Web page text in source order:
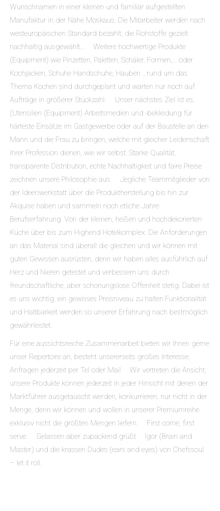
Wunschnamen in einer kleinen und familiär aufgestellten
Manufaktur in der Nähe Moskaus. Die Mitarbeiter werden nach
westeuropäischen Standard bezahlt, die Rohstoffe gezielt
nachhaltig ausgewählt… Weitere hochwertige Produkte
(Equipment) wie Pinzetten, Paletten, Schäler, Formen,… oder
Kochjacken, Schuhe Handschuhe, Hauben …rund um das
Thema Kochen sind durchgeplant und warten nur noch auf
Aufträge in größerer Stückzahl. Unser nächstes Ziel ist es,
(Utensilien (Equipment) Arbeitsmedien und -bekleidung für
härteste Einsätze im Gastgewerbe oder auf der Baustelle an den
Mann und die Frau zu bringen, welche mit gleicher Leidenschaft
ihrer Profession dienen, wie wir selbst. Starke Qualität,
transparente Distribution, echte Nachhaltigkeit und faire Preise
zeichnen unsere Philosophie aus. Jegliche Teammitglieder von
der Ideenwerkstatt über die Produktherstellung bis hin zur
Akquise haben und sammeln noch etliche Jahre
Berufserfahrung. Von der kleinen, heißen und hochdekorierten
Küche über bis zum Highend Hotelkomplex. Die Anforderungen
an das Material sind überall die gleichen und wir können mit
guten Gewissen ausrüsten, denn wir haben alles ausführlich auf
Herz und Nieren getestet und verbessern uns durch
freundschaftliche, aber schonungslose Offenheit stetig. Dabei ist
es uns wichtig, ein gewisses Preisniveau zu halten.Funktionalität
und Haltbarkeit werden so unserer Erfahrung nach bestmöglich
gewährleistet.
Für eine aussichtsreiche Zusammenarbeit bieten wir Ihnen gerne
unser Repertoire an, besteht unsererseits großes Interesse.
Anfragen jederzeit per Tel oder Mail Wir vertreten die Ansicht,
unsere Produkte können jederzeit in jeder Hinsicht mit denen der
Marktführer ausgetauscht werden, konkurrieren, nur nicht in der
Menge, denn wir können und wollen in unserer Premiumreihe
exklusiv nicht die größten Mengen liefern. First come, first
serve. Gelassen aber zupackend grüßt Igor (Brain and
Master) und die krassen Dudes (ears and eyes) von Chefssoul
– let it roll.